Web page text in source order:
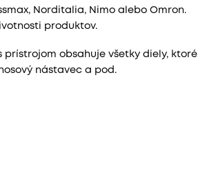
Norditalia, Nimo alebo Omron.
produktov.
obsahuje všetky diely, ktoré
nástavec a pod.